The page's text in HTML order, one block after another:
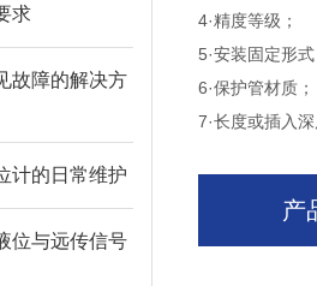
求
故障的解决方
计的日常维护
位与远传信号
4·精度等级；
5·安装固定形
6·保护管材质；
7·长度或插入
产